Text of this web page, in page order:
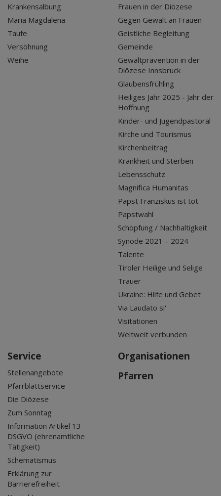
Krankensalbung
Maria Magdalena
Taufe
Versöhnung
Weihe
Frauen in der Diözese
Gegen Gewalt an Frauen
Geistliche Begleitung
Gemeinde
Gewaltprävention in der
Diözese Innsbruck
Glaubensfrühling
Heiliges Jahr 2025 - Jahr der
Hoffnung
Kinder- und Jugendpastoral
Kirche und Tourismus
Kirchenbeitrag
Krankheit und Sterben
Lebensschutz
Magnifica Humanitas
Papst Franziskus ist tot
Papstwahl
Schöpfung / Nachhaltigkeit
Synode 2021 – 2024
Talente
Tiroler Heilige und Selige
Trauer
Ukraine: Hilfe und Gebet
Via Laudato si'
Visitationen
Weltweit verbunden
Service
Stellenangebote
Pfarrblattservice
Die Diözese
Zum Sonntag
Information Artikel 13
DSGVO (ehrenamtliche
Tätigkeit)
Schematismus
Erklärung zur
Barrierefreiheit
Organisationen
Pfarren